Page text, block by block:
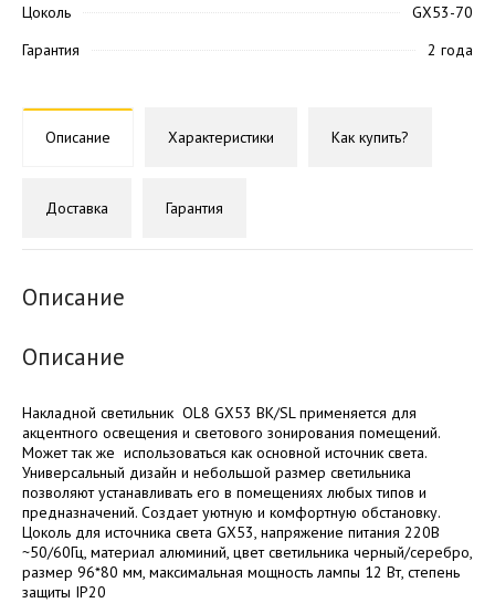
Цоколь
GX53-70
Гарантия
2 года
Описание Характеристики Как купить?
Доставка Гарантия
Описание
Описание
Накладной светильник OL8 GX53 BK/SL применяется для
акцентного освещения и светового зонирования помещений.
Может так же использоваться как основной источник света.
Универсальный дизайн и небольшой размер светильника
позволяют устанавливать его в помещениях любых типов и
предназначений. Создает уютную и комфортную обстановку.
Цоколь для источника света GX53, напряжение питания 220В
~50/60Гц, материал алюминий, цвет светильника черный/серебро,
размер 96*80 мм, максимальная мощность лампы 12 Вт, степень
защиты IP20